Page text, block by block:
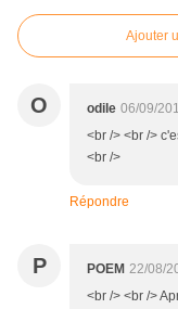
Ajouter
O odile 06/09/
<br /> <br />
<br />
Répondre
P POEM 22/08/
<br /> <br />